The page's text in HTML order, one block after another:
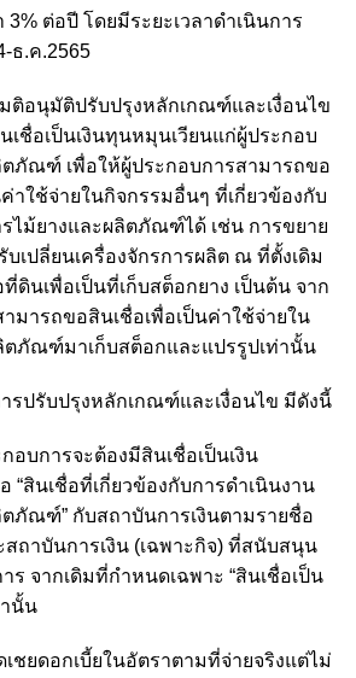
ต่อปี โดยมีระยะเวลาดำเนินการ
ธ.ค.2565
ติอนุมัติปรับปรุงหลักเกณฑ์และเงื่อนไข
ชื่อเป็นเงินทุนหมุนเวียนแก่ผู้ประกอบ
ตภัณฑ์ เพื่อให้ผู้ประกอบการสามารถขอ
าใช้จ่ายในกิจกรรมอื่นๆ ที่เกี่ยวข้องกับ
ไม้ยางและผลิตภัณฑ์ได้ เช่น การขยาย
บเปลี่ยนเครื่องจักรการผลิต ณ ที่ตั้งเดิม
ดินเพื่อเป็นที่เก็บสต็อกยาง เป็นต้น จาก
มารถขอสินเชื่อเพื่อเป็นค่าใช้จ่ายใน
ตภัณฑ์มาเก็บสต็อกและแปรรูปเท่านั้น
รปรับปรุงหลักเกณฑ์และเงื่อนไข มีดังนี้
อบการจะต้องมีสินเชื่อเป็นเงิน
“สินเชื่อที่เกี่ยวข้องกับการดำเนินงาน
ตภัณฑ์” กับสถาบันการเงินตามรายชื่อ
ถาบันการเงิน (เฉพาะกิจ) ที่สนับสนุน
ร จากเดิมที่กำหนดเฉพาะ “สินเชื่อเป็น
านั้น
ชยดอกเบี้ยในอัตราตามที่จ่ายจริงแต่ไม่